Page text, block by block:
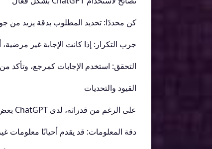
كن محددًا: تحديد المطلوب بدقة يزيد من
جرب التكرار: إذا كانت الإجابة غير
التحقق: استخدم الإجابات كمرجع، وتأكد
القيود والتحديات
على الرغم من قدراته، لدى ChatGPT بعض القيود:
دقة المعلومات: قد يقدم أحيانًا معلومات